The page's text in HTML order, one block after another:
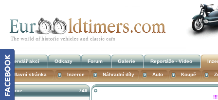
749
Inzerce
Kalendář akcí Odkazy Forum Galerie Reportáže - Video
Hlavní stránka Inzerce Náhradní díly Auto Koupě